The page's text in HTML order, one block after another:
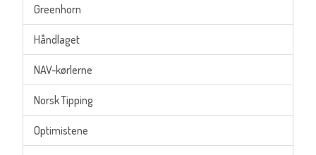
Greenhorn
Håndlaget
NAV-kørlerne
Norsk Tipping
Optimistene